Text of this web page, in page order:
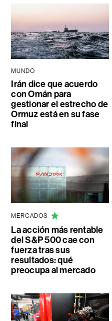
MUNDO
Irán dice que acuerdo
con Omán para
gestionar el estrecho de
Ormuz está en su fase
final
MERCADOS
La acción más rentable
del S&P 500 cae con
fuerza tras sus
resultados: qué
preocupa al mercado